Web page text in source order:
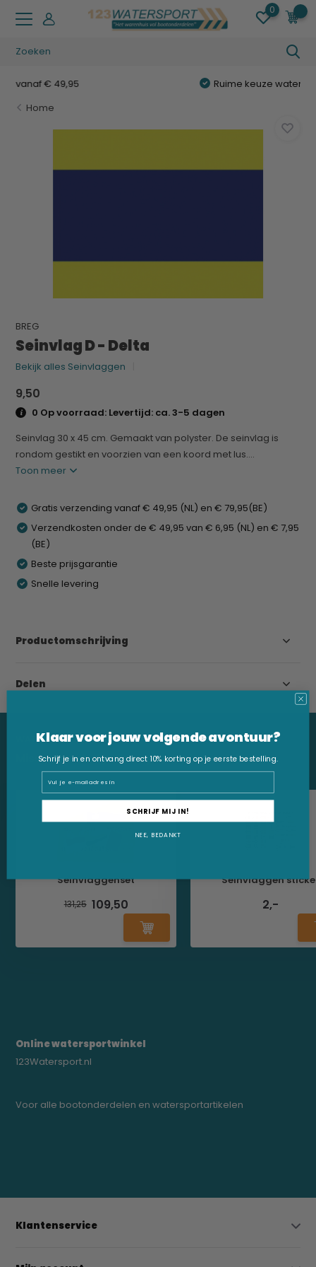
0
Ruime keuze watersportartikelen
Home
BREG
Seinvlag D - Delta
Bekijk alles Seinvlaggen
9,50
0 Op voorraad: Levertijd: ca. 3-5 dagen
Seinvlag 30 x 45 cm. Gemaakt van polyster. De seinvlag is
rondom gestikt en voorzien van een koord met lus....
Toon meer
Gratis verzending vanaf € 49,95 (NL) en € 79,95(BE)
Verzendkosten onder de € 49,95 van € 6,95 (NL) en € 7,95
(BE)
Beste prijsgarantie
Snelle levering
Productomschrijving
Delen
WAT VIND JE HIERVAN?
Misschien vind je deze producten ook leuk:
Seinvlaggenset
131,25 109,50
Seinvlaggen
2,-
Online watersportwinkel
123Watersport.nl
Voor alle bootonderdelen en watersportartikelen
Klantenservice
Klaar voor jouw volgende avontuur?
Schrijf je in en ontvang direct 10% korting op je eerste bestelling.
SCHRIJF MIJ IN!
NEE, BEDANKT